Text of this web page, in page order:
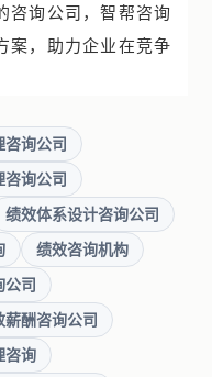
咨询公司，智帮咨询
案，助力企业在竞争
咨询公司
咨询公司
绩效体系设计咨询公司
绩效咨询机构
公司
薪酬咨询公司
咨询